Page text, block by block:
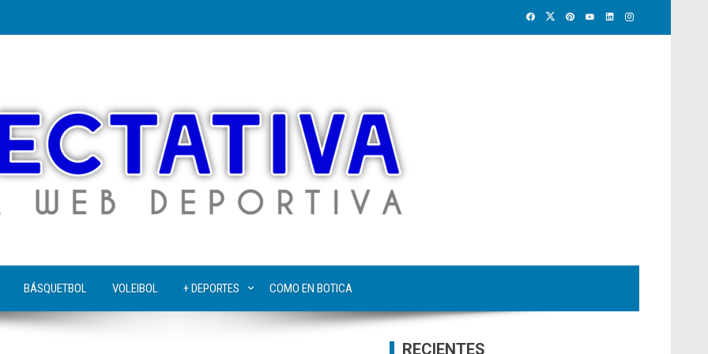
BÁSQUETBOL VOLEIBOL + DEPORTES COMO EN BOTICA
RECIENTES